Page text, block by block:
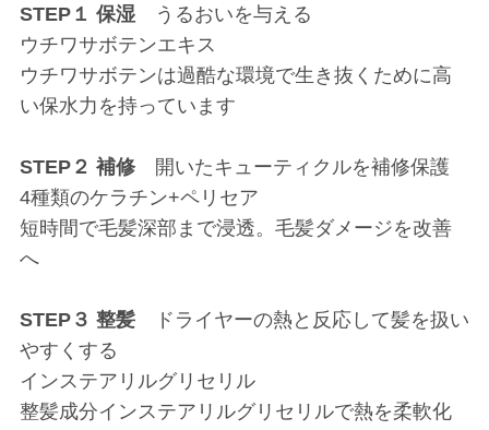
STEP１ 保湿うるおいを与える
ウチワサボテンエキス
ウチワサボテンは過酷な環境で生き抜くために高
い保水力を持っています
STEP２ 補修開いたキューティクルを補修保護
4種類のケラチン+ペリセア
短時間で毛髪深部まで浸透。毛髪ダメージを改善
へ
STEP３ 整髪ドライヤーの熱と反応して髪を扱い
やすくする
インステアリルグリセリル
整髪成分インステアリルグリセリルで熱を柔軟化